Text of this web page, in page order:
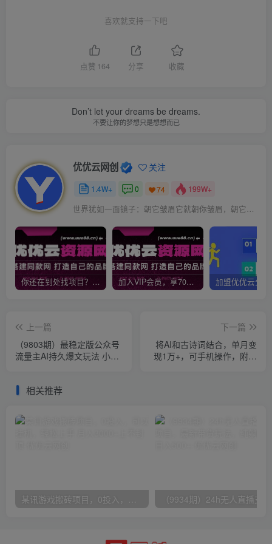
喜欢就支持一下吧
点赞 164 分享 收藏
Don’t let your dreams be dreams.
不要让你的梦想只是想想而已
优优云网创 关注
1.4W+ 0 74 199W+
世界犹如一面镜子：朝它皱眉它就朝你皱眉，朝它微笑它也吵你微笑
你还在到处找项目？还在当韭菜？我靠网创资源站一个月收入5万+，曾经我也是个失败者。 加入VIP会员，享70%的推广提成，免费学习多种网上创业课程，菜鸟秒变大神！
上一篇
（9803期）最稳定版公众号
流量主AI持久爆文玩法 小白
下一篇
将AI和古诗词结合，单月变
现1万+，可手机操作，附送
相关推荐